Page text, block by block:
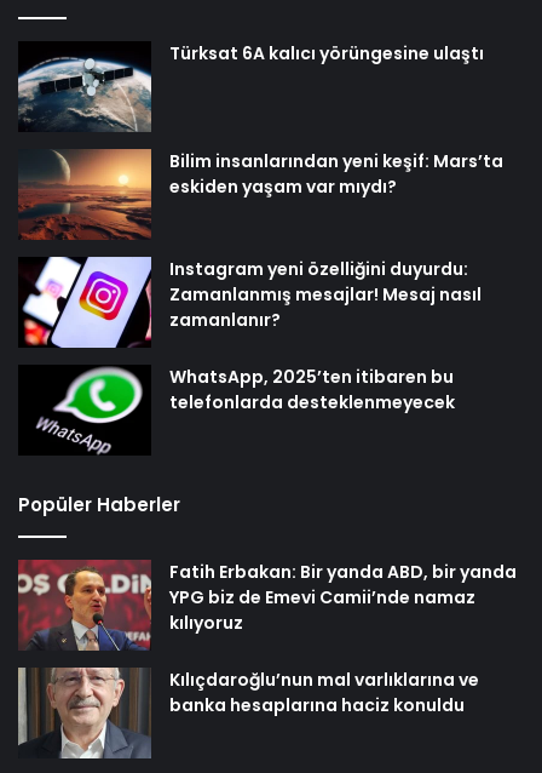
Türksat 6A kalıcı yörüngesine ulaştı
Bilim insanlarından yeni keşif: Mars’ta
eskiden yaşam var mıydı?
Instagram yeni özelliğini duyurdu:
Zamanlanmış mesajlar! Mesaj nasıl
zamanlanır?
WhatsApp, 2025’ten itibaren bu
telefonlarda desteklenmeyecek
Popüler Haberler
Fatih Erbakan: Bir yanda ABD, bir yanda
YPG biz de Emevi Camii’nde namaz
kılıyoruz
Kılıçdaroğlu’nun mal varlıklarına ve
banka hesaplarına haciz konuldu